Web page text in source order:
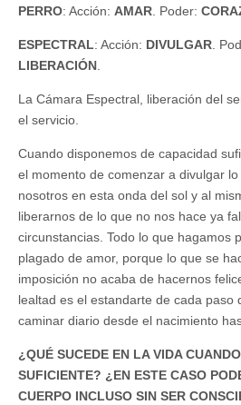
PERRO: Acción: AMAR . Poder:
ESPECTRAL: Acción: DIVULGAR .
LIBERACIÓN
La Cámara Espectral, liberación del
el servicio.
Cuando disponemos de capacidad
el momento de comenzar a divulgar
nosotros en esta onda del sol y al
liberarnos de lo que no nos hace ya
circunstancias. Todo lo que hagamos
plagado de amor, porque lo que se
imposición no acaba de hacernos
lealtad es el estandarte de cada paso
caminar diario desde el nacimiento
¿QUÉ SUCEDE EN LA VIDA
SUFICIENTE? ¿EN ESTE CASO
CUERPO INCLUSO SIN SER